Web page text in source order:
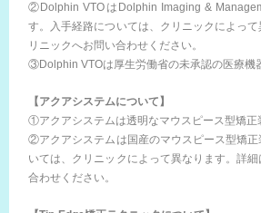
②Dolphin VTOはDolphin Imaging &
す。入手経路については、クリニックによっ
リニックへお問い合わせください。
③Dolphin VTOは厚生労働省の未承認の医療機
【アクアシステムについて】
①アクアシステムは透明なマウスピース型矯正
②アクアシステムは国産のマウスピース型矯正
いては、クリニックによって異なります。詳
合わせください。